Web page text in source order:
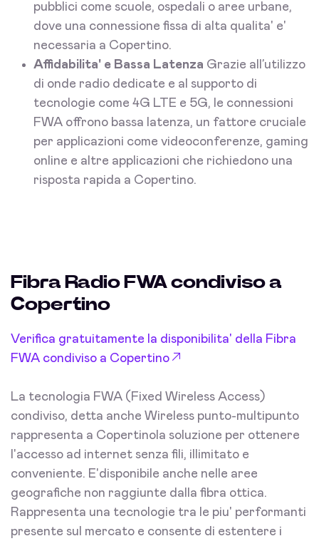
pubblici come scuole, ospedali o aree urbane,
dove una connessione fissa di alta qualita' e'
necessaria a Copertino.
Affidabilita' e Bassa Latenza Grazie all’utilizzo
di onde radio dedicate e al supporto di
tecnologie come 4G LTE e 5G, le connessioni
FWA offrono bassa latenza, un fattore cruciale
per applicazioni come videoconferenze, gaming
online e altre applicazioni che richiedono una
risposta rapida a Copertino.
Fibra Radio FWA condiviso a
Copertino
Verifica gratuitamente la disponibilita' della Fibra
FWA condiviso a Copertino
La tecnologia FWA (Fixed Wireless Access)
condiviso, detta anche Wireless punto-multipunto
rappresenta a Copertinola soluzione per ottenere
l'accesso ad internet senza fili, illimitato e
conveniente. E'disponibile anche nelle aree
geografiche non raggiunte dalla fibra ottica.
Rappresenta una tecnologie tra le piu' performanti
presente sul mercato e consente di estentere i